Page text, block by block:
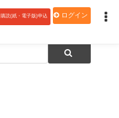
購読(紙・電子版)申込 ログイン